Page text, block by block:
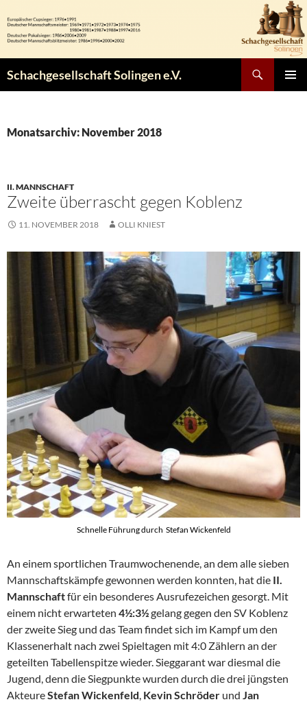
Inhalt
springen
Schachgesellschaft Solingen e.V.
Monatsarchiv: November 2018
II. MANNSCHAFT
Zweite überrascht gegen Koblenz
11. NOVEMBER 2018 OLLI KNIEST
Schnelle Führung durch Stefan Wickenfeld
An einem sportlichen Traumwochenende, an dem alle sieben
Mannschaftskämpfe gewonnen werden konnten, hat die II.
Mannschaftfür ein besonderes Ausrufezeichen gesorgt. Mit
einem nicht erwarteten 4½:3½gelang gegen den SV Koblenz
der zweite Sieg und das Team findet sich im Kampf um den
Klassenerhalt nach zwei Spieltagen mit 4:0 Zählern an der
geteilten Tabellenspitze wieder. Sieggarant war diesmal die
Jugend, denn die Siegpunkte wurden durch die drei jüngsten
AkteureStefan Wickenfeld KevinSchröder und Jan